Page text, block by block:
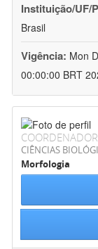
Instituição/UF/
Brasil
Vigência: Mon
00:00:00 BRT
CIÊNCIAS
Morfologia